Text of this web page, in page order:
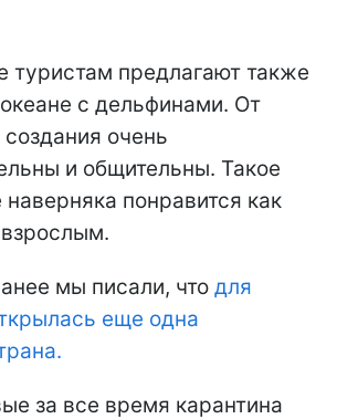
туристам предлагают также
с дельфинами. От
очень
и общительны. Такое
наверняка понравится как
мы писали, что для
еще одна
за все время карантина